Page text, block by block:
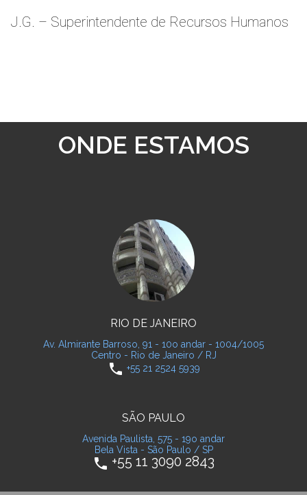
J.G. – Superintendente de Recursos Humanos
ONDE ESTAMOS
RIO DE JANEIRO
Av. Almirante Barroso, 91 - 10o andar - 1004/1005
Centro - Rio de Janeiro / RJ
phone +55 21 2524 5939
SÃO PAULO
Avenida Paulista, 575 - 19o andar
Bela Vista - São Paulo / SP
phone +55 11 3090 2843